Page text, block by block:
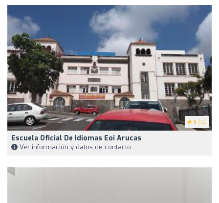
5 (12)
Escuela Oficial De Idiomas Eoi Arucas
Ver información y datos de contacto